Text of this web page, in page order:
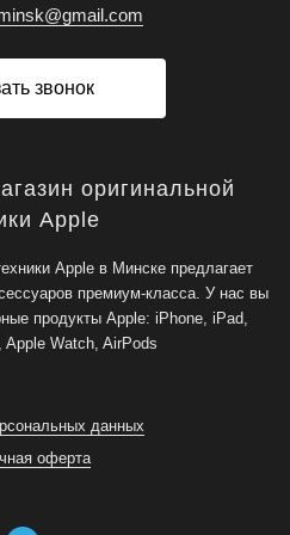
звонок
оригинальной
Apple
Apple в Минске предлагает
премиум-класса. У нас вы
продукты Apple: iPhone, iPad,
Apple Watch, AirPods
данных
оферта